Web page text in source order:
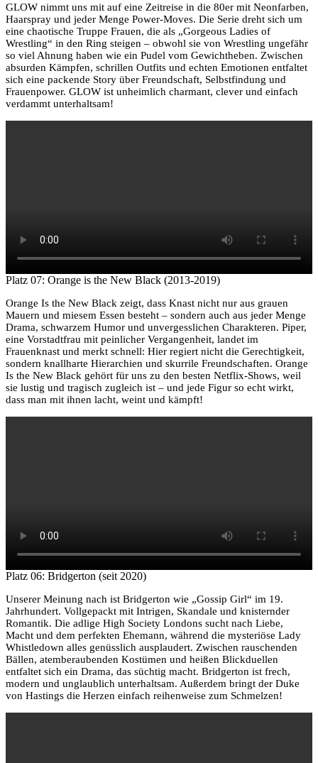
GLOW nimmt uns mit auf eine Zeitreise in die 80er mit Neonfarben,
Haarspray und jeder Menge Power-Moves. Die Serie dreht sich um
eine chaotische Truppe Frauen, die als „Gorgeous Ladies of
Wrestling“ in den Ring steigen – obwohl sie von Wrestling ungefähr
so viel Ahnung haben wie ein Pudel vom Gewichtheben. Zwischen
absurden Kämpfen, schrillen Outfits und echten Emotionen entfaltet
sich eine packende Story über Freundschaft, Selbstfindung und
Frauenpower. GLOW ist unheimlich charmant, clever und einfach
verdammt unterhaltsam!
Platz 07: Orange is the New Black (2013-2019)
Orange Is the New Black zeigt, dass Knast nicht nur aus grauen
Mauern und miesem Essen besteht – sondern auch aus jeder Menge
Drama, schwarzem Humor und unvergesslichen Charakteren. Piper,
eine Vorstadtfrau mit peinlicher Vergangenheit, landet im
Frauenknast und merkt schnell: Hier regiert nicht die Gerechtigkeit,
sondern knallharte Hierarchien und skurrile Freundschaften. Orange
Is the New Black gehört für uns zu den besten Netflix-Shows, weil
sie lustig und tragisch zugleich ist – und jede Figur so echt wirkt,
dass man mit ihnen lacht, weint und kämpft!
Platz 06: Bridgerton (seit 2020)
Unserer Meinung nach ist Bridgerton wie „Gossip Girl“ im 19.
Jahrhundert. Vollgepackt mit Intrigen, Skandale und knisternder
Romantik. Die adlige High Society Londons sucht nach Liebe,
Macht und dem perfekten Ehemann, während die mysteriöse Lady
Whistledown alles genüsslich ausplaudert. Zwischen rauschenden
Bällen, atemberaubenden Kostümen und heißen Blickduellen
entfaltet sich ein Drama, das süchtig macht. Bridgerton ist frech,
modern und unglaublich unterhaltsam. Außerdem bringt der Duke
von Hastings die Herzen einfach reihenweise zum Schmelzen!